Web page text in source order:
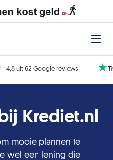
4,8 uit 62 Google reviews
Krediet.nl
mooie plannen te
wel een lening die